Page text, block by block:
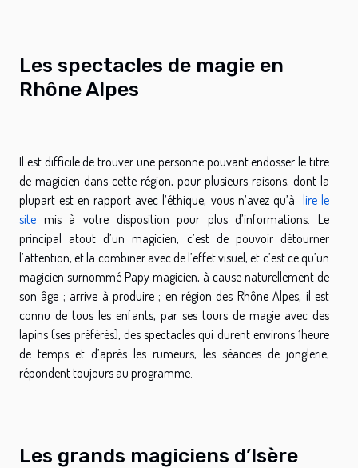
Les spectacles de magie en
Rhône Alpes
Il est difficile de trouver une personne pouvant endosser le titre
de magicien dans cette région, pour plusieurs raisons, dont la
plupart est en rapport avec l’éthique, vous n’avez qu’à lire le
site mis à votre disposition pour plus d’informations. Le
principal atout d’un magicien, c’est de pouvoir détourner
l’attention, et la combiner avec de l’effet visuel, et c’est ce qu’un
magicien surnommé Papy magicien, à cause naturellement de
son âge ; arrive à produire ; en région des Rhône Alpes, il est
connu de tous les enfants, par ses tours de magie avec des
lapins (ses préférés), des spectacles qui durent environs 1heure
de temps et d’après les rumeurs, les séances de jonglerie,
répondent toujours au programme.
Les grands magiciens d’Isère